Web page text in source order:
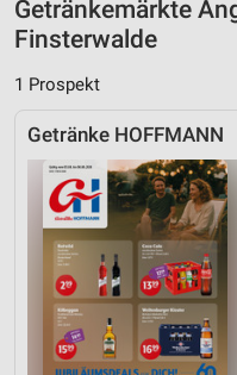
Getränkemärkte
Finsterwalde
1 Prospekt
Getränke HOFFMANN